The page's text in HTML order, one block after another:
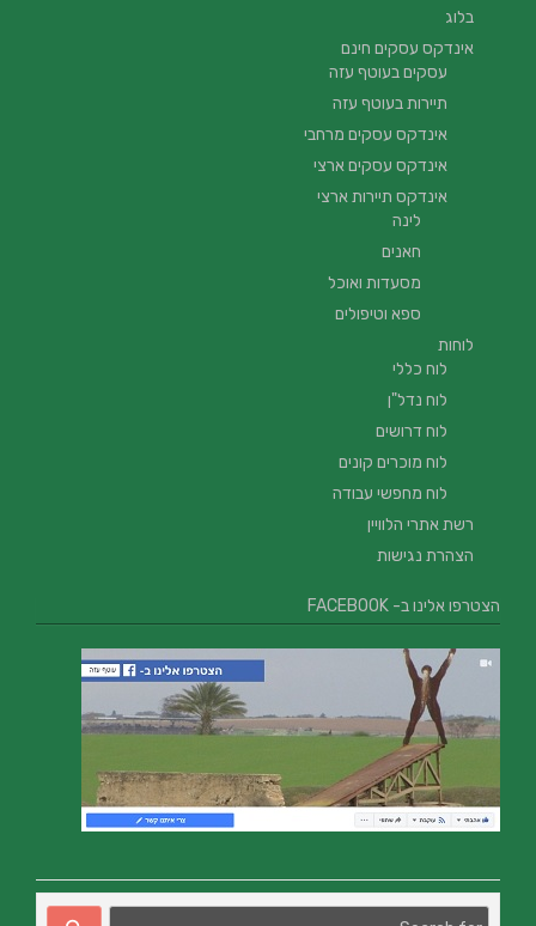
בלוג
אינדקס עסקים חינם
עסקים בעוטף עזה
תיירות בעוטף עזה
אינדקס עסקים מרחבי
אינדקס עסקים ארצי
אינדקס תיירות ארצי
לינה
חאנים
מסעדות ואוכל
ספא וטיפולים
לוחות
לוח כללי
לוח נדל"ן
לוח דרושים
לוח מוכרים קונים
לוח מחפשי עבודה
רשת אתרי הלוויין
הצהרת נגישות
הצטרפו אלינו ב- FACEBOOK